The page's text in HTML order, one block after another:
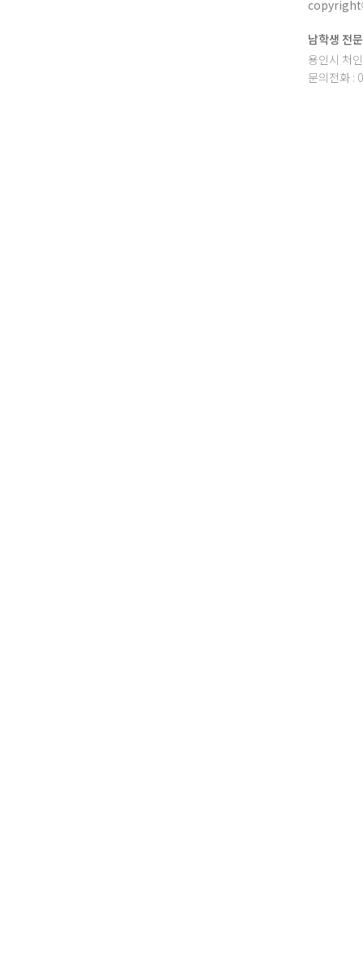
남학생 전
용인시 처
문의전화 :